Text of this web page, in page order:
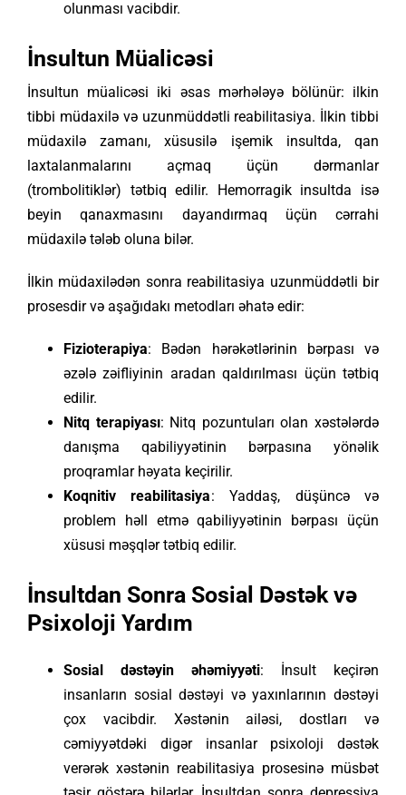
olunması vacibdir.
İnsultun Müalicəsi
İnsultun müalicəsi iki əsas mərhələyə bölünür: ilkin
tibbi müdaxilə və uzunmüddətli reabilitasiya. İlkin tibbi
müdaxilə zamanı, xüsusilə işemik insultda, qan
laxtalanmalarını açmaq üçün dərmanlar
(trombolitiklər) tətbiq edilir. Hemorragik insultda isə
beyin qanaxmasını dayandırmaq üçün cərrahi
müdaxilə tələb oluna bilər.
İlkin müdaxilədən sonra reabilitasiya uzunmüddətli bir
prosesdir və aşağıdakı metodları əhatə edir:
Fizioterapiya: Bədən hərəkətlərinin bərpası və
əzələ zəifliyinin aradan qaldırılması üçün tətbiq
edilir.
Nitq terapiyası: Nitq pozuntuları olan xəstələrdə
danışma qabiliyyətinin bərpasına yönəlik
proqramlar həyata keçirilir.
Koqnitiv reabilitasiya: Yaddaş, düşüncə və
problem həll etmə qabiliyyətinin bərpası üçün
xüsusi məşqlər tətbiq edilir.
İnsultdan Sonra Sosial Dəstək və
Psixoloji Yardım
Sosial dəstəyin əhəmiyyəti: İnsult keçirən
insanların sosial dəstəyi və yaxınlarının dəstəyi
çox vacibdir. Xəstənin ailəsi, dostları və
cəmiyyətdəki digər insanlar psixoloji dəstək
verərək xəstənin reabilitasiya prosesinə müsbət